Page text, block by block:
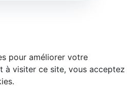
pour améliorer votre
à visiter ce site, vous acceptez